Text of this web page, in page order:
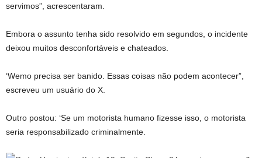
servimos”, acrescentaram.
Embora o assunto tenha sido resolvido em segundos, o incidente
deixou muitos desconfortáveis ​​e chateados.
‘Wemo precisa ser banido. Essas coisas não podem acontecer”,
escreveu um usuário do X.
Outro postou: ‘Se um motorista humano fizesse isso, o motorista
seria responsabilizado criminalmente.